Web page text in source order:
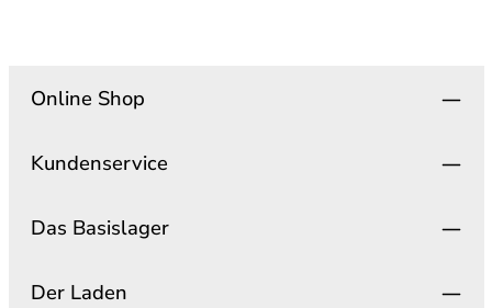
Online Shop
Kundenservice
Das Basislager
Der Laden